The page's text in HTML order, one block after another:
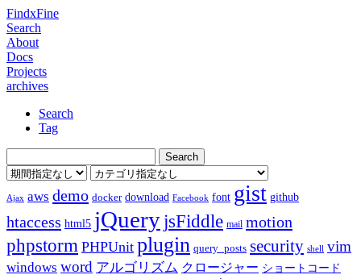
FindxFine
Search
About
Docs
Projects
archives
Search
Tag
Ajax aws demo docker download Facebook font gist github
htaccess html5 jQuery jsFiddle mail motion
phpstorm PHPUnit plugin query_posts security shell vim
windows word アルゴリズム クロージャー ショートコード